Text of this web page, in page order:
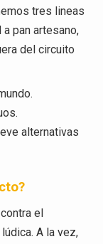
tres lineas
pan artesano,
del circuito
alternativas
el
A la vez,